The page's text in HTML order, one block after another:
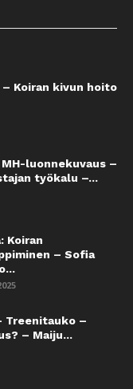
Koiran kivun hoito
luonnekuvaus –
työkalu –...
Koiran
– Sofia
Treenitauko –
– Maiju...